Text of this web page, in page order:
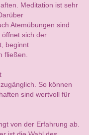
Meditation ist sehr
Atemübungen sind
öffnet sich der
beginnt
fließen.
So können
sind wertvoll für
von der Erfahrung ab.